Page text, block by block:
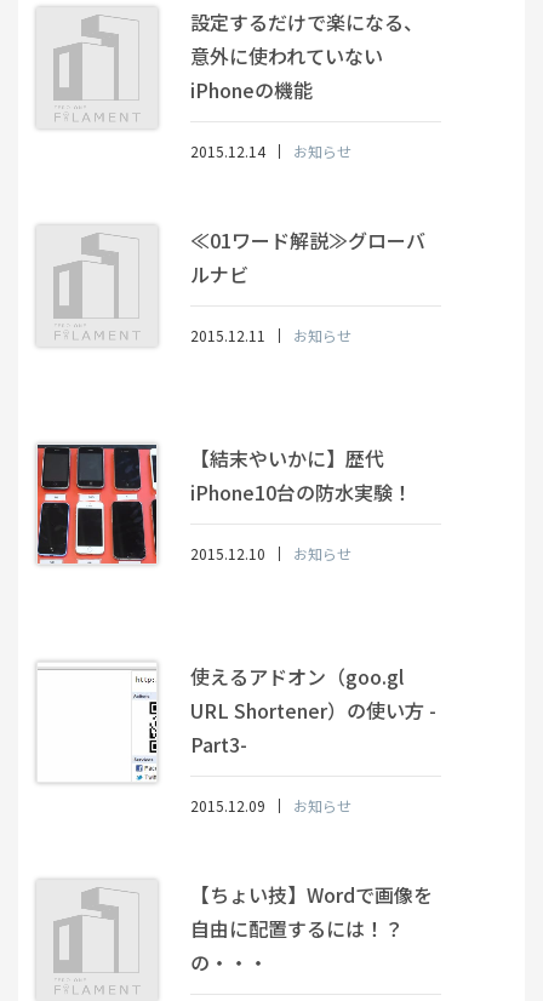
設定するだけで楽になる、
意外に使われていない
iPhoneの機能
2015.12.14 お知らせ
≪01ワード解説≫グローバ
ルナビ
2015.12.11 お知らせ
【結末やいかに】歴代
iPhone10台の防水実験！
2015.12.10 お知らせ
使えるアドオン（goo.gl
URL Shortener）の使い方 -
Part3-
2015.12.09 お知らせ
【ちょい技】Wordで画像を
自由に配置するには！？
の・・・